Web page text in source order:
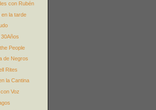
con Rubén
en la tarde
People
de Negros
Rites
la Cantina
Voz